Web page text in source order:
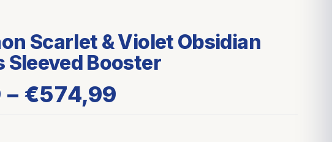
Scarlet & Violet Obsidian
Sleeved Booster
– €574,99